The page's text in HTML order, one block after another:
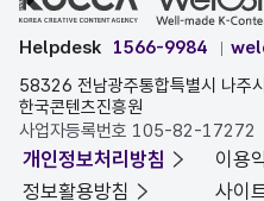
Helpdesk 1566-9984
58326 전남광주통합특별시 나주
한국콘텐츠진흥원
사업자등록번호 105-82-17272
개인정보처리방침
이용
정보활용방침
사이